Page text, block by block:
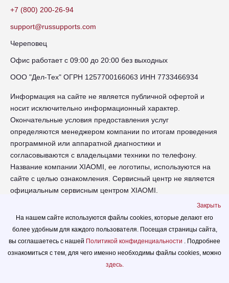
+7 (800) 200-26-94
support@russupports.com
Череповец
Офис работает с 09:00 до 20:00 без выходных
ООО "Дел-Тех" ОГРН 1257700166063 ИНН 7733466934
Информация на сайте не является публичной офертой и
носит исключительно информационный характер.
Окончательные условия предоставления услуг
определяются менеджером компании по итогам проведения
программной или аппаратной диагностики и
согласовываются с владельцами техники по телефону.
Название компании XIAOMI, ее логотипы, используются на
сайте с целью ознакомления. Сервисный центр не является
официальным сервисным центром XIAOMI.
chr-xiaomi.russupports.com - Сервисный центр XIAOMI в
Череповце - сайт сервисного центра RUSSUPPORT по
ремонту техники XIAOMI
© 2026.
Политика конфиденциальности
На нашем сайте используются файлы cookies, которые делают его
более удобным для каждого пользователя. Посещая страницы сайта,
вы соглашаетесь с нашей Политикой конфиденциальности . Подробнее
ознакомиться с тем, для чего именно необходимы файлы сookies, можно
здесь.
Закрыть